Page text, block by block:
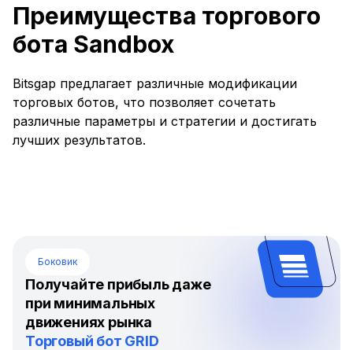
Преимущества торгового
бота Sandbox
Bitsgap предлагает различные модификации
торговых ботов, что позволяет сочетать
различные параметры и стратегии и достигать
лучших результатов.
Боковик
Получайте прибыль даже
при минимальных
движениях рынка
Торговый бот GRID